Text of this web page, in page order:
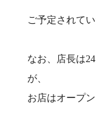
ご予定されて
なお、店長は
が、
お店はオープ